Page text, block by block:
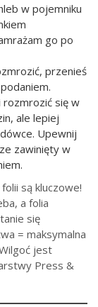
w pojemniku
go po
przenieś
rozmrozić się w
ale lepiej
Upewnij
zawinięty w
są kluczowe!
a folia
się
= maksymalna
jest
Press &